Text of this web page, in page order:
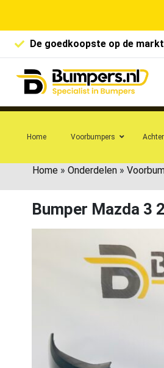
De goedkoopste op de markt
Home Voorbumpers
Home » Onderdelen »
Bumper Mazda 3